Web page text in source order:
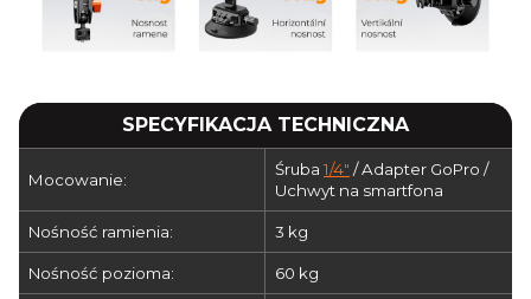
SPECYFIKACJA TECHNICZNA
Mocowanie:
Śruba1/4" / Adapter GoPro /
Uchwyt na smartfona
Nośność ramienia: 3 kg
Nośność pozioma: 60 kg